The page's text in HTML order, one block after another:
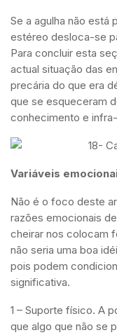
Se a agulha não está
estéreo desloca-se
Para concluir esta
actual situação das
precária do que era
que se esqueceram
conhecimento e
Variáveis
Não é o foco deste
razões emocionais
cheirar nos colocam
não seria uma boa
pois podem
significativa.
1 – Suporte físico. A
que algo que não se